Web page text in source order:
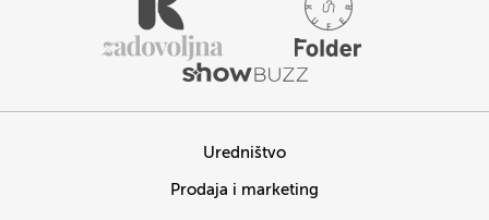
Uredništvo
Prodaja i marketing